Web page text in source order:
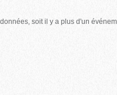
soit il y a plus d'un